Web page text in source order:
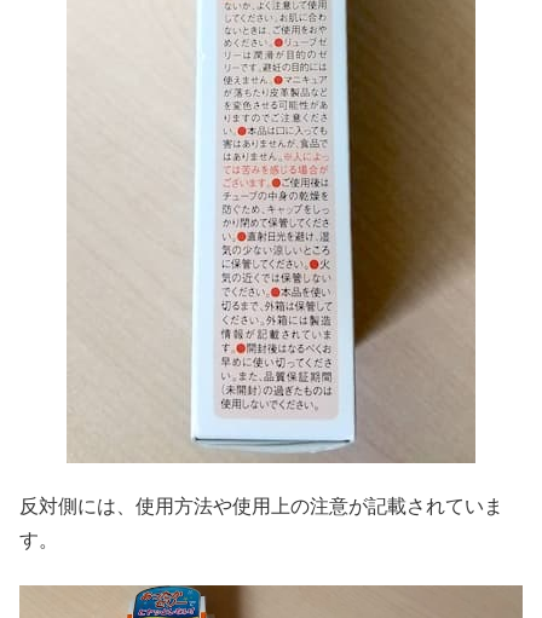
反対側には、使用方法や使用上の注意が記載されていま
す。